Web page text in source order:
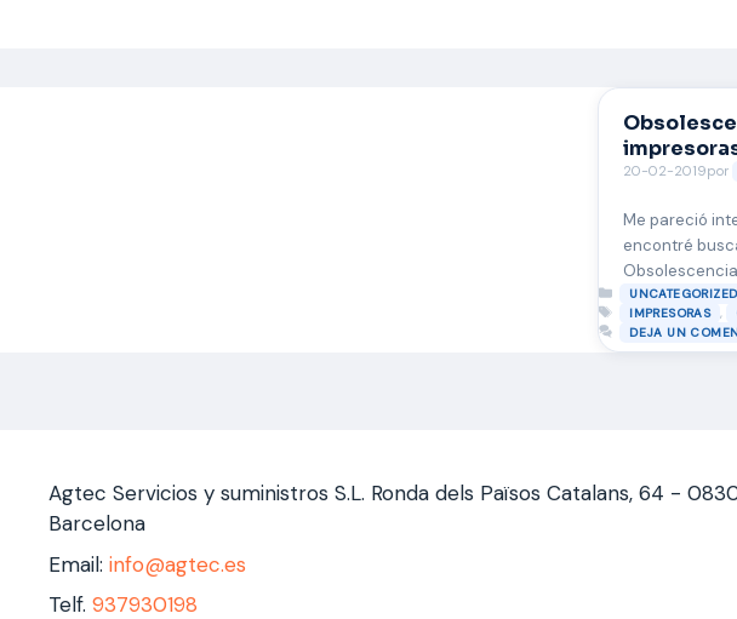
20-02-2019por
Me pareció
encontré
agrado y los
y reparar los
todavía
Categorías
UNCATEGORIZED
Etiquetas
IMPRESORAS ,
DEJA UN
Agtec Servicios y suministros S.L. Ronda dels Països Catalans, 64 -
Barcelona
Email: info@agtec.es
Telf. 937930198